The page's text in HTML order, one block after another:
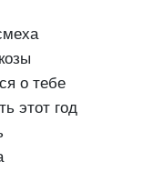
о тебе
этот год